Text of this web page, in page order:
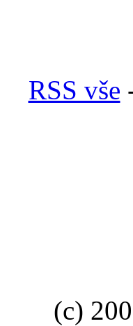
RSS vše
(c)